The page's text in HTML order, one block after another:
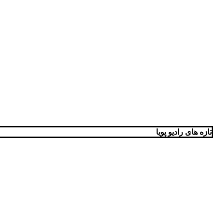
تازه های رادیو پویا